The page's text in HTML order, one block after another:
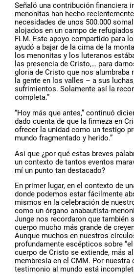
Señaló una contribución financiera
menonitas han hecho
necesidades de unos 500.000
alojados en un campo de
FLM. Este apoyo compartido para
ayudó a bajar de la cima de la
los menonitas y los luteranos
las presencia de Cristo,… para
gloria de Cristo que nos alumbraba
la gente en los valles – a sus
sufrimientos. Solamente así la
completa.”
“Hoy más que antes,” continuó
dado cuenta de que la firmeza en
ofrecer la unidad como un testigo
mundo fragmentado y herido.”
Así que ¿por qué estas breves
un contexto de tantos eventos
mí un punto tan destacado?
En primer lugar, en el contexto de
donde podemos estar fácilmente
mismos en la celebración de
como un órgano anabautista-
Junge nos recordaron que también
cuerpo mucho más grande de
Aunque muchos en nuestros
profundamente escépticos sobre “el
cuerpo de Cristo se extiende, más
membresía en el CMM. Por nuestra
testimonio al mundo está